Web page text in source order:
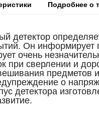
Подробнее о
детектор
Он информирует
очень
при сверлении и
предметов
о
детектора